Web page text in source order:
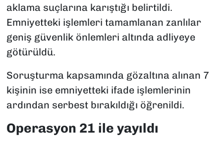
aklama suçlarına karıştığı belirtildi.
Emniyetteki işlemleri tamamlanan zanlılar
geniş güvenlik önlemleri altında adliyeye
götürüldü.
Soruşturma kapsamında gözaltına alınan 7
kişinin ise emniyetteki ifade işlemlerinin
ardından serbest bırakıldığı öğrenildi.
Operasyon 21 ile yayıldı